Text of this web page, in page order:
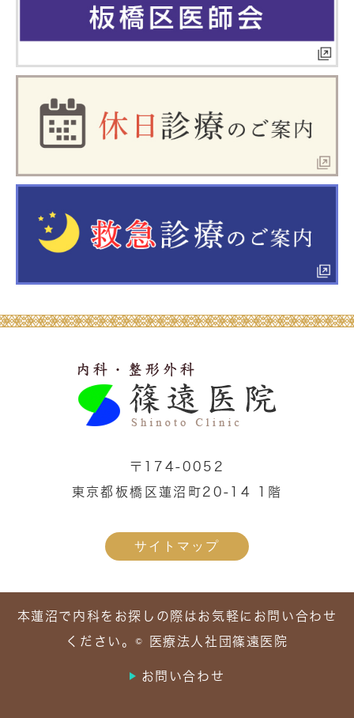
〒174-0052
東京都板橋区蓮沼町20-14 1階
サイトマップ
本蓮沼で内科をお探しの際はお気軽にお問い合わせ
ください。© 医療法人社団篠遠医院
お問い合わせ